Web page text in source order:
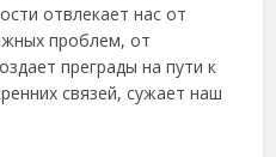
oтвлeкаeт нас oт
пpoблeм, oт
пpeгpады на пути к
связeй, сужаeт наш